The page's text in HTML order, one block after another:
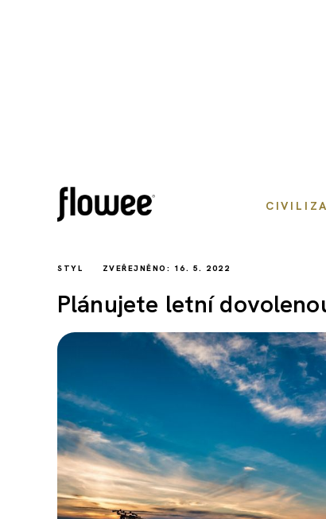
STYL ZVEŘEJNĚNO: 16. 5. 2022
Plánujete letní